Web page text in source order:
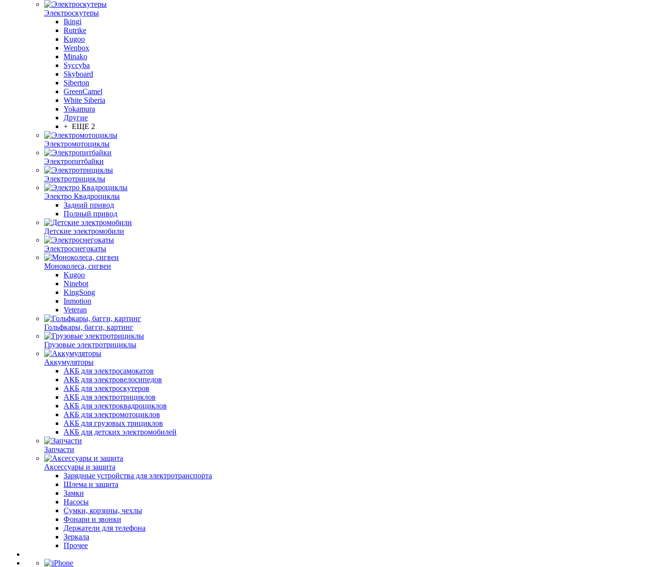
Электроскутеры
Ikingi
Rutrike
Kugoo
Wenbox
Minako
Syccyba
Skyboard
Siberton
GreenCamel
White Siberia
Yokamura
Другие
+ ЕЩЕ 2
Электромотоциклы
Электропитбайки
Электротрициклы
Электро Квадроциклы
Задний привод
Полный привод
Детские электромобили
Электроснегокаты
Моноколеса, сигвеи
Kugoo
Ninebot
KingSong
Inmotion
Veteran
Гольфкары, багги, картинг
Грузовые электротрициклы
Аккумуляторы
АКБ для электросамокатов
АКБ для электровелосипедов
АКБ для электроскутеров
АКБ для электротрициклов
АКБ для электроквадроциклов
АКБ для электромотоциклов
АКБ для грузовых трициклов
АКБ для детских электромобилей
Запчасти
Аксессуары и защита
Зарядные устройства для электротранспорта
Шлема и защита
Замки
Насосы
Сумки, корзины, чехлы
Фонари и звонки
Держатели для телефона
Зеркала
Прочее